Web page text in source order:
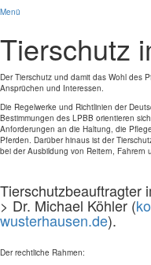
Menü
Tierschutz
Der Tierschutz und damit das Wohl des
Ansprüchen und Interessen.
Die Regelwerke und Richtlinien der
Bestimmungen des LPBB orientieren
Anforderungen an die Haltung, die
Pferden. Darüber hinaus ist der
bei der Ausbildung von Reitern, Fahrern
Tierschutzbeauftragter
> Dr. Michael Köhler (
wusterhausen.de).
Der rechtliche Rahmen: